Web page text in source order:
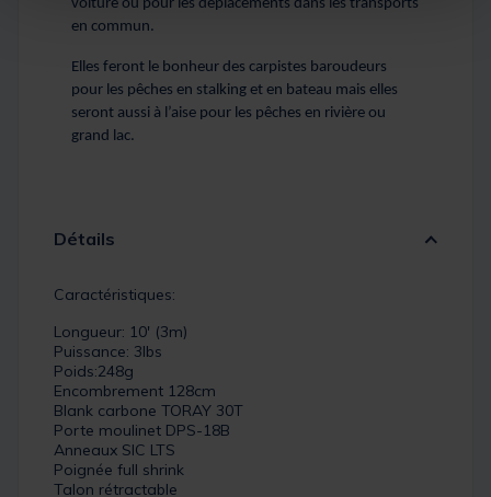
voiture ou pour les déplacements dans les transports
en commun.
Elles feront le bonheur des carpistes baroudeurs
pour les pêches en stalking et en bateau mais elles
seront aussi à l’aise pour les pêches en rivière ou
grand lac.
Détails
Caractéristiques:
Longueur: 10' (3m)
Puissance: 3lbs
Poids:248g
Encombrement 128cm
Blank carbone TORAY 30T
Porte moulinet DPS-18B
Anneaux SIC LTS
Poignée full shrink
Talon rétractable